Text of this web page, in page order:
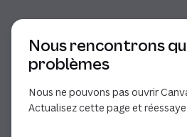
Nous rencontrons
problèmes
Nous ne pouvons pas ouvrir
Actualisez cette page et